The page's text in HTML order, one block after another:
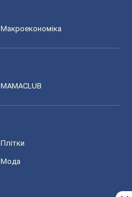
Макроекономіка
MAMACLUB
Плітки
Мода